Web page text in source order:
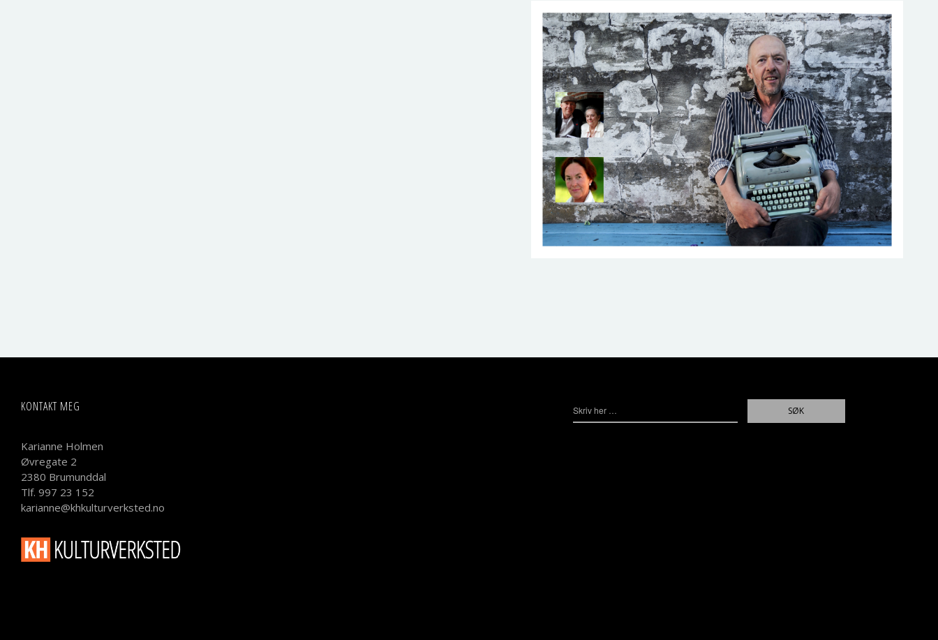
KONTAKT MEG
Karianne Holmen
Øvregate 2
2380 Brumunddal
Tlf. 997 23 152
karianne@khkulturverksted.no